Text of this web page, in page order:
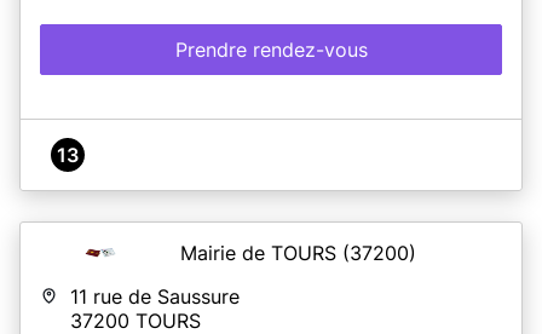
Prendre rendez-vous
13
Mairie de TOURS (37200)
11 rue de Saussure
37200 TOURS